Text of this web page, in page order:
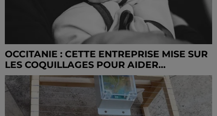
OCCITANIE : CETTE ENTREPRISE MISE SUR
LES COQUILLAGES POUR AIDER...